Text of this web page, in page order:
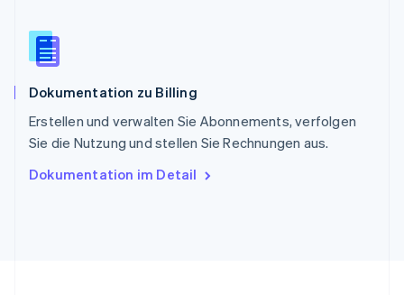
Dokumentation zu Billing
Erstellen und verwalten Sie Abonnements, verfolgen
Sie die Nutzung und stellen Sie Rechnungen aus.
Dokumentation im Detail
English
Spanien
Thailand
Tschechische Republik
English
English